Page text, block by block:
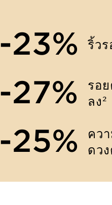
-23% ริ้ว
-27%
รอ
ลง 2
-25%
คว
ดว